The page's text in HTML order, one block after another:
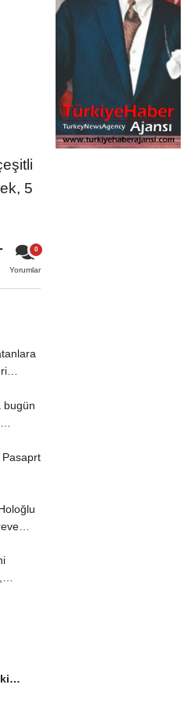
5
Yorumlar
bugün